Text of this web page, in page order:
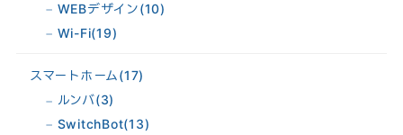
WEBデザイン(10)
Wi-Fi(19)
スマートホーム(17)
ルンバ(3)
SwitchBot(13)